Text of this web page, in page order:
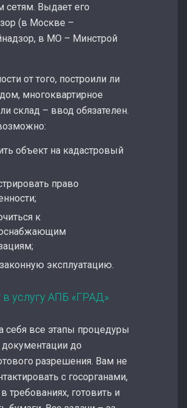
Выдает его
(в Москве –
в МО – Минстрой
от того, построили ли
многоквартирное
склад – ввод обязателен.
объект на кадастровый
право
к
эксплуатацию.
в услугу АПБ «ГРАД»
все этапы процедуры
документации до
разрешения. Вам не
с госорганами,
требованиях, готовить и